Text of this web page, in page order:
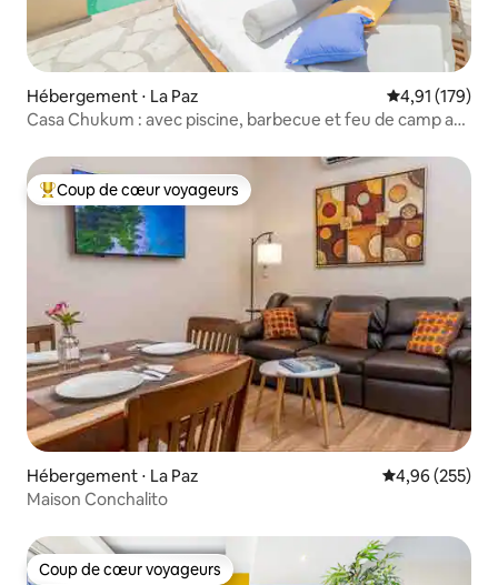
Hébergement ⋅ La Paz Évaluation
4,91 (179)
Casa Chukum : avec piscine, barbecue et feu de camp au
Coups de cœur voyageurs les plus appréciés
Coup de cœur voyageurs
Hébergement ⋅ La Paz Évaluation
4,96 (255)
Maison Conchalito
Coup de cœur voyageurs
Coup de cœur voyageurs